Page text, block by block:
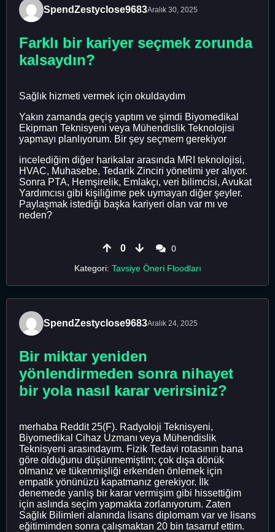
SpendZestyclose9683Aralık 30, 2025
Farklı bir kariyer seçmek zorunda
kalsaydın?
Sağlık hizmeti vermek için okuldaydım
Yakın zamanda geçiş yaptım ve şimdi Biyomedikal
Ekipman Teknisyeni veya Mühendislik Teknolojisi
yapmayı planlıyorum. Bir şey seçmem gerekiyor
incelediğim diğer harikalar arasında MRI teknolojisi,
HVAC, Muhasebe, Tedarik Zinciri yönetimi yer alıyor.
Sonra PTA, Hemşirelik, Emlakçı, veri bilimcisi, Avukat
Yardımcısı gibi kişiliğime pek uymayan diğer şeyler.
Paylaşmak istediği başka kariyeri olan var mı ve
neden?
0
0
Kategori: Tavsiye Öneri Floodları
SpendZestyclose9683Aralık 24, 2025
Bir miktar yeniden
yönlendirmeden sonra nihayet
bir yola nasıl karar verirsiniz?
merhaba Reddit 25(F). Radyoloji Teknisyeni,
Biyomedikal Cihaz Uzmanı veya Mühendislik
Teknisyeni arasındayım. Fizik Tedavi rotasının bana
göre olduğunu düşünmemiştim; çok dışa dönük
olmanız ve tükenmişliği erkenden önlemek için
empatik yönünüzü kapatmanız gerekiyor. İlk
denemede yanlış bir karar vermişim gibi hissettiğim
için aslında seçim yapmakta zorlanıyorum. Zaten
Sağlık Bilimleri alanında lisans diplomam var ve lisans
eğitimimden sonra çalışmaktan 20 bin tasarruf ettim.